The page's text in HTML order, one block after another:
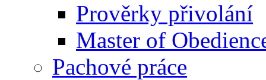
Prověrky přivolání
Master of
Pachové práce